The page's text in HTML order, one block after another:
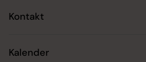
Kontakt
Kalender